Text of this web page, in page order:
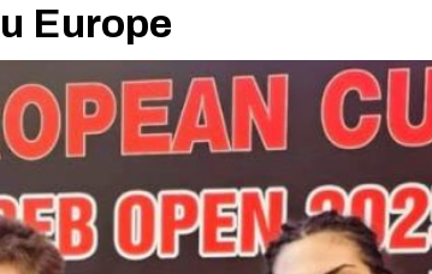
Europe